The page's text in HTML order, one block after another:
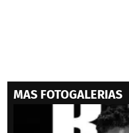
MAS FOTOGALERIAS